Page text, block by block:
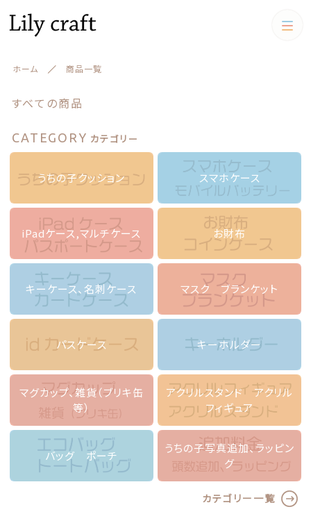
ホーム 商品一覧
すべての商品
CATEGORY カテゴリー
うちの子クッション スマホケース
iPadケース,マルチケース お財布
キーケース、名刺ケース マスク ブランケット
パスケース キーホルダー
マグカップ、雑貨（ブリキ缶
等）
アクリルスタンド アクリル
フィギュア
バッグ ポーチ
うちの子写真追加、ラッピン
グ
カテゴリー一覧
カテゴリー
お財布
アクリルスタンド アクリル
フィギュア
うちの子クッション
スマホケース
iPadケース,マルチケース
お財布
キーケース、名刺ケース
マスク ブランケット
パスケース
キーホルダー
マグカップ、雑貨（ブリキ缶等）
アクリルスタンド アクリルフィギュア
絞り込み検索
親カテゴリー
子カテゴリー
その他
在庫あり セール
並び順